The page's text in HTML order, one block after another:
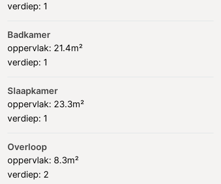
verdiep: 1
Badkamer
oppervlak: 21.4m²
verdiep: 1
Slaapkamer
oppervlak: 23.3m²
verdiep: 1
Overloop
oppervlak: 8.3m²
verdiep: 2